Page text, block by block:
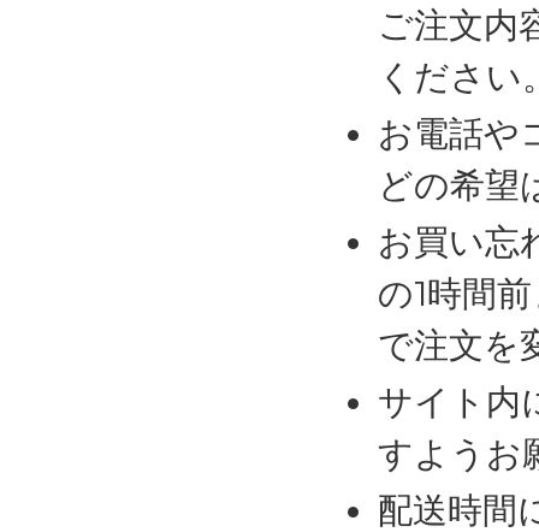
ご注文内
ください
お電話や
どの希望
お買い忘
の1時間
で注文を
サイト内
すようお
配送時間